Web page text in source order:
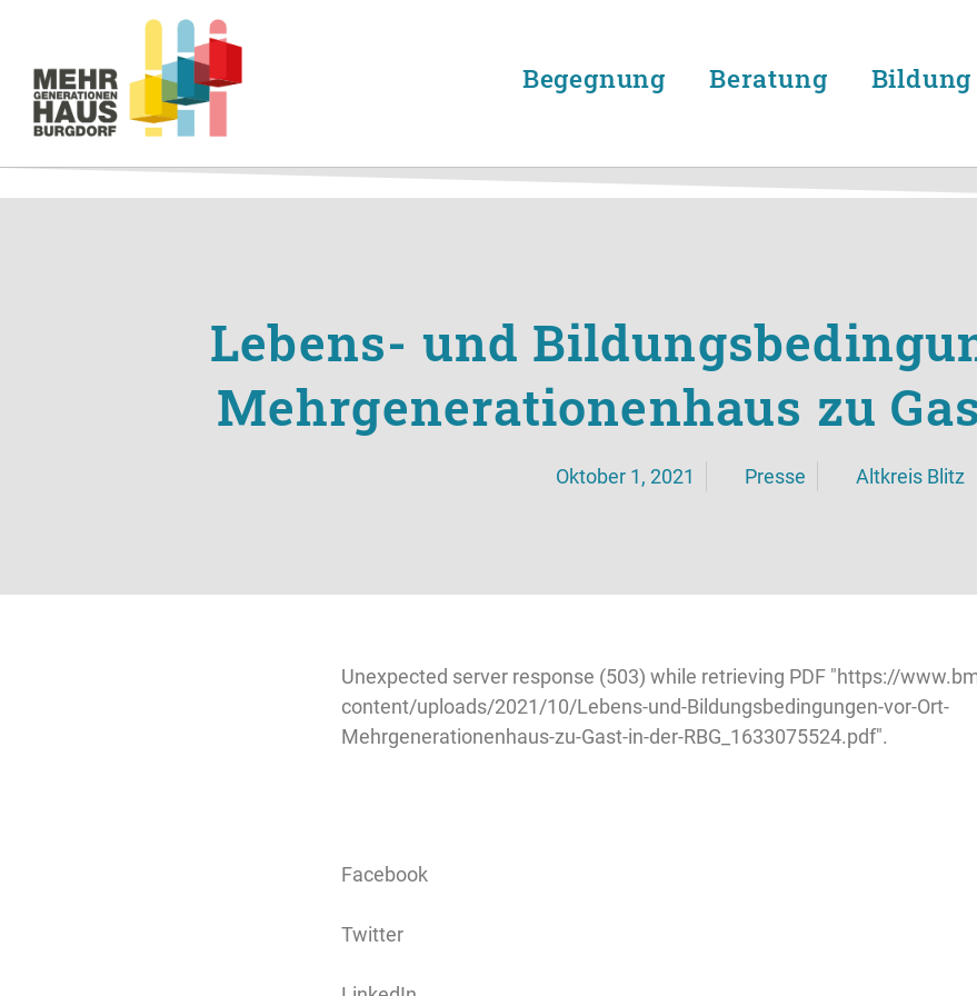
Begegnung Beratung Bildung
Lebens- und
Mehrgenerationenhaus zu
Oktober 1, 2021 Presse Altkreis Blitz
Unexpected server response (503) while retrieving PDF "https://
content/uploads/2021/10/Lebens-und-Bildungsbedingungen-vor-Ort-
Mehrgenerationenhaus-zu-Gast-in-der-RBG_1633075524.pdf".
Facebook
Twitter